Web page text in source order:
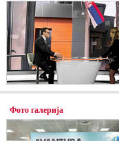
Фото галерија